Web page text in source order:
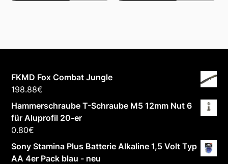
FKMD Fox Combat Jungle
198.88€
Hammerschraube T-Schraube M5 12mm Nut 6
für Aluprofil 20-er
0.80€
Sony Stamina Plus Batterie Alkaline 1,5 Volt Typ
AA 4er Pack blau - neu